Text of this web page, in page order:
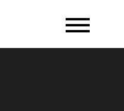
Babybom
Allt kring barn